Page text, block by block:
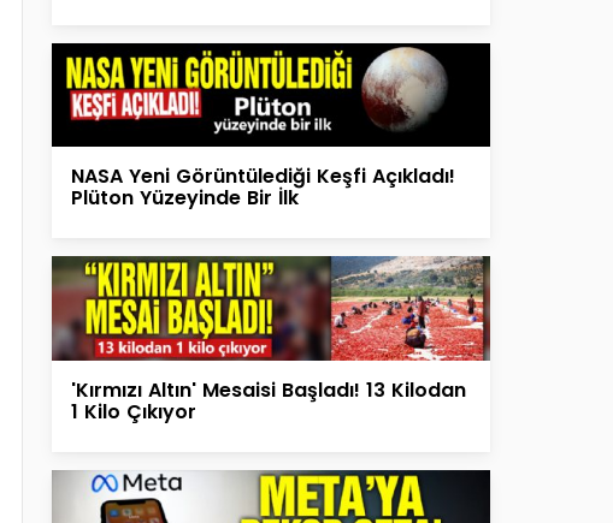
NASA Yeni Görüntülediği Keşfi Açıkladı!
Plüton Yüzeyinde Bir İlk
'Kırmızı Altın' Mesaisi Başladı! 13 Kilodan
1 Kilo Çıkıyor